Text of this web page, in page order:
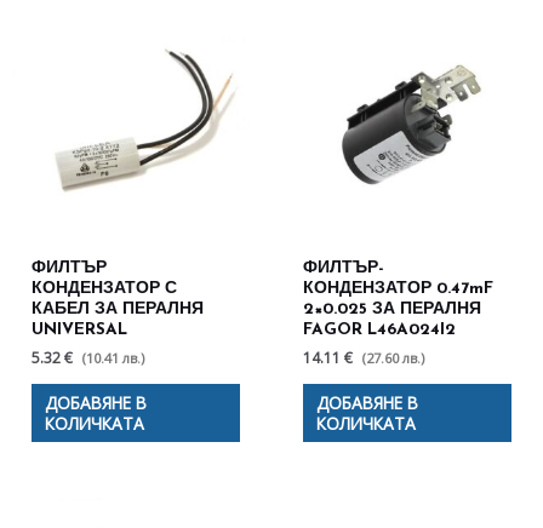
ФИЛТЪР
КОНДЕНЗАТОР С
КАБЕЛ ЗА ПЕРАЛНЯ
UNIVERSAL
5.32 € (10.41 лв.)
ДОБАВЯНЕ В
КОЛИЧКАТА
ФИЛТЪР-
КОНДЕНЗАТОР 0.47mF
2×0.025 ЗА ПЕРАЛНЯ
FAGOR L46A024I2
14.11 € (27.60 лв.)
ДОБАВЯНЕ В
КОЛИЧКАТА